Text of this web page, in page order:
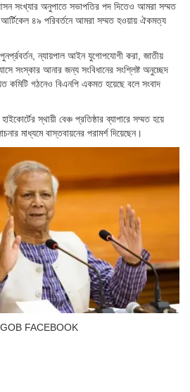
সংখ্যার অনুপাতে সভাপতির পদ দিতেও আমরা সম্মত
আর্টিকেল ৪৯ পরিবর্তনে আমরা সম্মত হওয়ায় ঐকমত্য
ন্যায়পাল আইন যুগোপযোগী করা, জাতীয়
সংস্কার আনার জন্য সংবিধানের সংশ্লিষ্ট অনুচ্ছেদ
কমিটি গঠনেও বিএনপি একমত হয়েছে বলে সংবাদ
স্থায়ী বেঞ্চ প্রতিষ্ঠার ব্যাপারে সম্মত হয়ে
মাধ্যমে বাস্তবায়নের পরামর্শ দিয়েছেন।
FACEBOOK